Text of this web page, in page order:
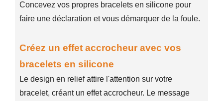
Concevez vos propres bracelets en silicone pour
faire une déclaration et vous démarquer de la foule.
Créez un effet accrocheur avec vos
bracelets en silicone
Le design en relief attire l'attention sur votre
bracelet, créant un effet accrocheur. Le message